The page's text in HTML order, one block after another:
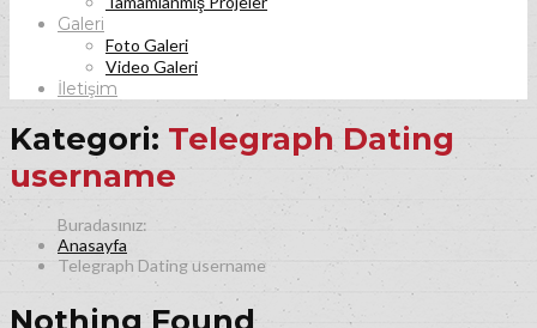
Galeri
Foto Galeri
Video Galeri
İletişim
Kategori: Telegraph Dating
username
Anasayfa
Telegraph Dating username
Nothing Found